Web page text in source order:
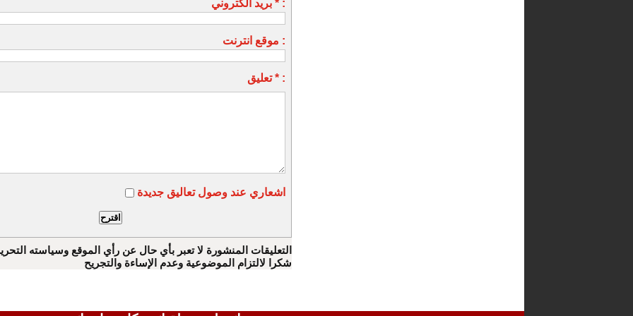
بريد الكتروني * :
موقع انترنت :
تعليق * :
اشعاري عند وصول تعاليق جديدة
التعليقات المنشورة لا تعبر بأي حال عن رأي الموقع وسياسته
شكرا لالتزام الموضوعية وعدم الإساءة والتجريح